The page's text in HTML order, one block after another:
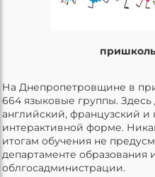
На Днепропетровщине в
664 языковые группы. Здесь
английский, французский и
интерактивной форме.
итогам обучения не
департаменте образования
облгосадминистрации.